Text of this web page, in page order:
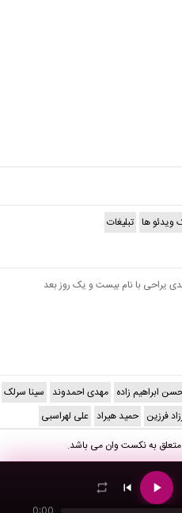
0:00
ویدئو ها تبلیغات
یراحی با نام بیست و یک روز بعد
ابراهیم زاده مهدی احمدوند سینا سرلک
فرزین حمید هیراد علی لهراسبی
بهنکست وانمی باشد.